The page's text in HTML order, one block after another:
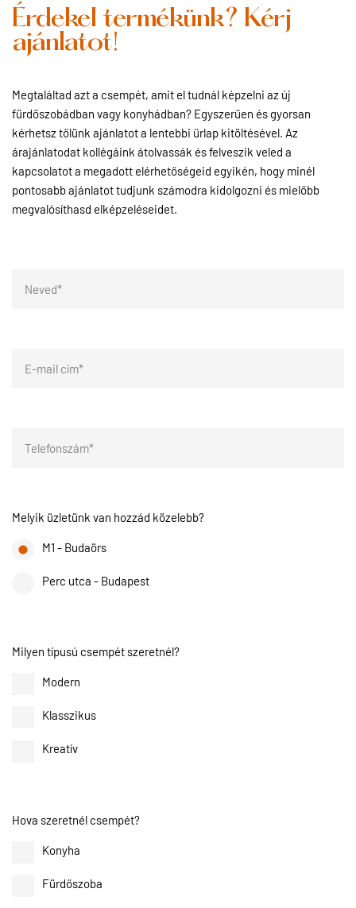
Érdekel termékünk? Kérj
ajánlatot!
Megtaláltad azt a csempét, amit el tudnál képzelni az új
fürdőszobádban vagy konyhádban? Egyszerűen és gyorsan
kérhetsz tőlünk ajánlatot a lentebbi űrlap kitöltésével. Az
árajánlatodat kollégáink átolvassák és felveszik veled a
kapcsolatot a megadott elérhetőségeid egyikén, hogy minél
pontosabb ajánlatot tudjunk számodra kidolgozni és mielőbb
megvalósíthasd elképzeléseidet.
Melyik üzletünk van hozzád közelebb?
M1 - Budaörs
Perc utca - Budapest
Milyen típusú csempét szeretnél?
Modern
Klasszikus
Kreatív
Hova szeretnél csempét?
Konyha
Fürdőszoba